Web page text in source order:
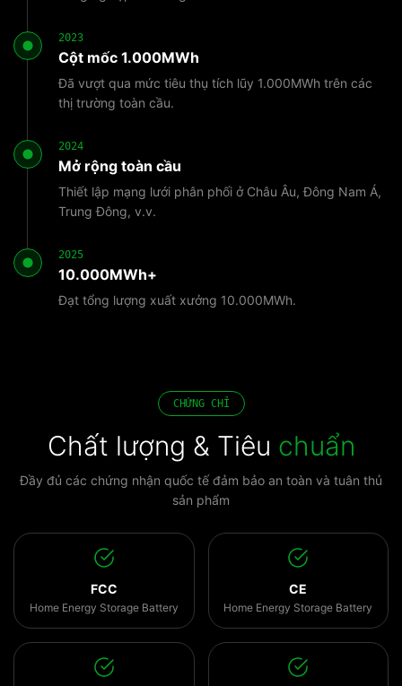
2023
Cột mốc 1.000MWh
Đã vượt qua mức tiêu thụ tích lũy 1.000MWh trên các
thị trường toàn cầu.
2024
Mở rộng toàn cầu
Thiết lập mạng lưới phân phối ở Châu Âu, Đông Nam Á,
Trung Đông, v.v.
2025
10.000MWh+
Đạt tổng lượng xuất xưởng 10.000MWh.
CHỨNG CHỈ
Chất lượng & Tiêu chuẩn
Đầy đủ các chứng nhận quốc tế đảm bảo an toàn và tuân thủ
sản phẩm
FCC
Home Energy Storage Battery
CE
Home Energy Storage Battery